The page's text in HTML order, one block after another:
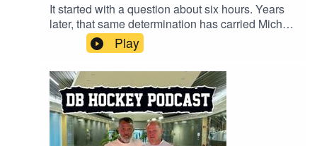
It started with a question about six hours. Years
later, that same determination has carried Michal
Capose through cultural transitions, serious
injuries, and some of the toughest challenges a
young athlete can face. A conversation about
ambition, resilience, and becoming stronger
through adversity.Enjoy
Play